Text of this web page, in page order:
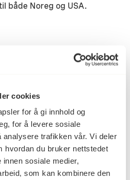
cookies
for å gi innhold og
for å levere sosiale
analysere trafikken vår. Vi deler
hvordan du bruker nettstedet
sosiale medier,
som kan kombinere den
både Noreg og USA.
Aas
Oljemaling